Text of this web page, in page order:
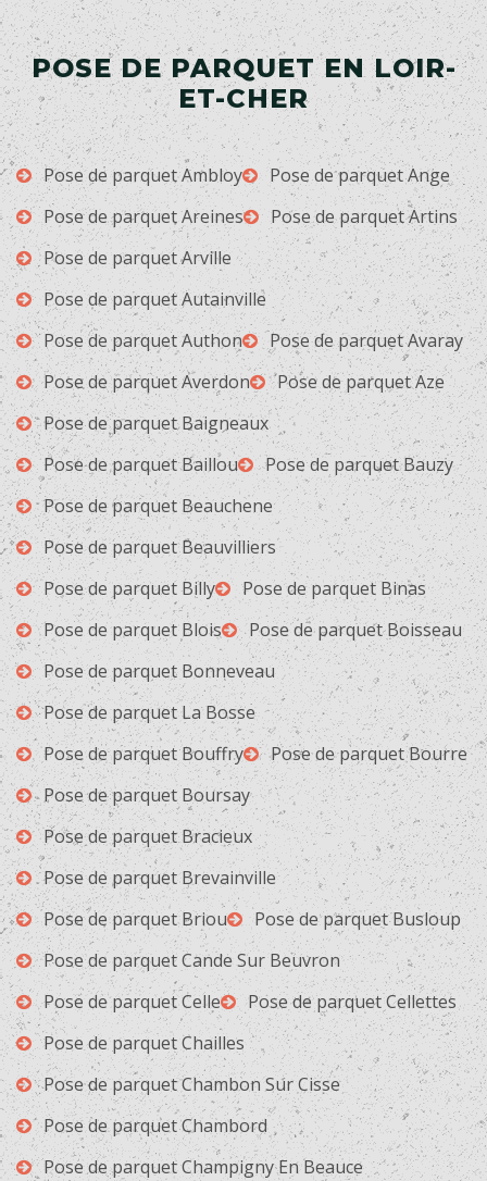
POSE DE PARQUET EN LOIR-
ET-CHER
Pose de parquet Ambloy
Pose de parquet Ange
Pose de parquet Areines
Pose de parquet Artins
Pose de parquet Arville
Pose de parquet Autainville
Pose de parquet Authon
Pose de parquet Avaray
Pose de parquet Averdon
Pose de parquet Aze
Pose de parquet Baigneaux
Pose de parquet Baillou
Pose de parquet Bauzy
Pose de parquet Beauchene
Pose de parquet Beauvilliers
Pose de parquet Billy
Pose de parquet Binas
Pose de parquet Blois
Pose de parquet Boisseau
Pose de parquet Bonneveau
Pose de parquet La Bosse
Pose de parquet Bouffry
Pose de parquet Bourre
Pose de parquet Boursay
Pose de parquet Bracieux
Pose de parquet Brevainville
Pose de parquet Briou
Pose de parquet Busloup
Pose de parquet Cande Sur Beuvron
Pose de parquet Celle
Pose de parquet Cellettes
Pose de parquet Chailles
Pose de parquet Chambon Sur Cisse
Pose de parquet Chambord
Pose de parquet Champigny En Beauce